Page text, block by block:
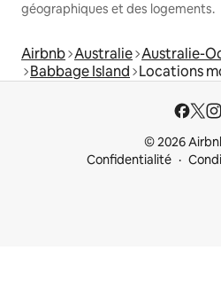
géographiques et des logements.
Airbnb Australie Australie-
Babbage Island Locations
© 2026
Confidentialité